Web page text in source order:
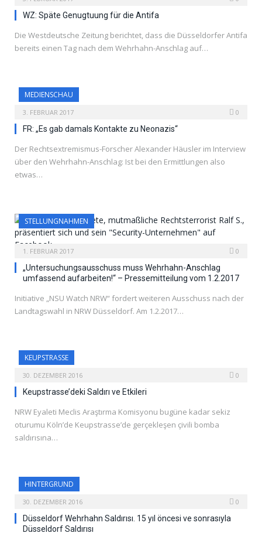
WZ: Späte Genugtuung für die Antifa
Die Westdeutsche Zeitung berichtet, dass die Düsseldorfer Antifa
bereits einen Tag nach dem Wehrhahn-Anschlag auf…
MEDIENSCHAU
3. FEBRUAR 2017 0
FR: „Es gab damals Kontakte zu Neonazis“
Der Rechtsextremismus-Forscher Alexander Häusler im Interview
über den Wehrhahn-Anschlag: Ist bei den Ermittlungen also
etwas…
STELLUNGNAHMEN
1. FEBRUAR 2017 0
„Untersuchungsausschuss muss Wehrhahn-Anschlag
umfassend aufarbeiten!“ – Pressemitteilung vom 1.2.2017
Initiative „NSU Watch NRW“ fordert weiteren Ausschuss nach der
Landtagswahl in NRW Düsseldorf. Am 1.2.2017…
KEUPSTRASSE
30. DEZEMBER 2016 0
Keupstrasse’deki Saldırı ve Etkileri
NRW Eyaleti Meclis Araştırma Komisyonu bugüne kadar sekiz
oturumu Köln’de Keupstrasse’de gerçekleşen çivili bomba
saldırısına…
HINTERGRUND
30. DEZEMBER 2016 0
Düsseldorf Wehrhahn Saldırısı. 15 yıl öncesi ve sonrasıyla
Düsseldorf Saldırısı